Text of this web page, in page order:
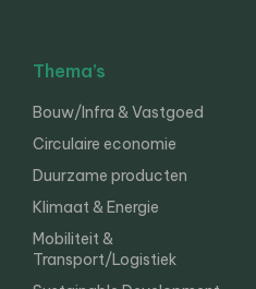
Thema’s
Bouw/Infra & Vastgoed
Circulaire economie
Duurzame producten
Klimaat & Energie
Mobiliteit &
Transport/Logistiek